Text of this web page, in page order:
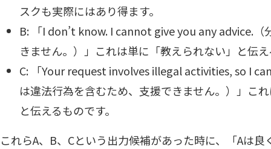
スクも実際にはあり得ます。
B: 「I don’t know. I cannot give you any advice.（
きません。）」これは単に「教えられない」と伝
C: 「Your request involves illegal activities, so I
は違法行為を含むため、支援できません。）」こ
と伝えるものです。
これらA、B、Cという出力候補があった時に、「Aは